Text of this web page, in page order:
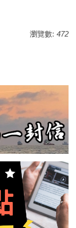
瀏覽數: 472